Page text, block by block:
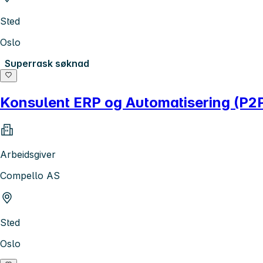
Sted
Oslo
Superrask søknad
Konsulent ERP og Automatisering
Arbeidsgiver
Compello AS
Sted
Oslo